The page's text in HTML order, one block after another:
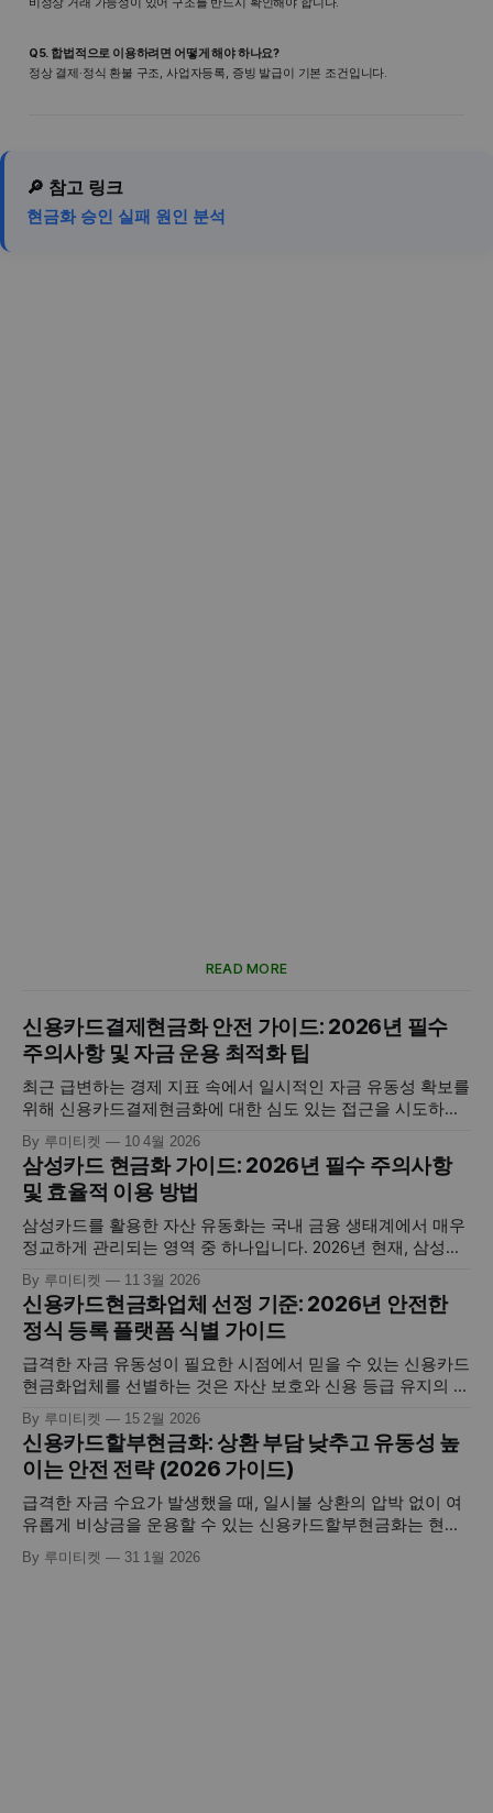
비정상 거래 가능성이 있어 구조를 반드시 확인해야 합니다.
Q5. 합법적으로 이용하려면 어떻게 해야 하나요?
정상 결제·정식 환불 구조, 사업자등록, 증빙 발급이 기본 조건입니다.
🔎 참고 링크
현금화 승인 실패 원인 분석
READ MORE
신용카드결제현금화 안전 가이드: 2026년 필수
주의사항 및 자금 운용 최적화 팁
최근 급변하는 경제 지표 속에서 일시적인 자금 유동성 확보를
위해 신용카드결제현금화에 대한 심도 있는 접근을 시도하시
는 분들이 지속적으로 증가하고 있습니다. 이는 단순한 소비
패턴을 넘어, 개인이 보유한 신용 공여 기능을 전략적으로 활
용하여 당면한 재무적 목표를 달성하는 현대적인 자산 운용 기
법의 일환입니다. 하지만 고도화된 핀테크 환경 속에서 올바른
지식 없이 접근할
By 루미티켓 10 4월 2026
삼성카드 현금화 가이드: 2026년 필수 주의사항
및 효율적 이용 방법
삼성카드를 활용한 자산 유동화는 국내 금융 생태계에서 매우
정교하게 관리되는 영역 중 하나입니다. 2026년 현재, 삼성카
드는 독자적인 이상거래탐지시스템(FDS)과 빅데이터 분석을
통해 사용자의 결제 패턴을 실시간으로 보호하며, 동시에 긴급
자금이 필요한 소비자들에게는 포인트 및 한도 기반의 다양한
유동화 경로를 제공하고 있습니다. 하지만 삼성카드 현금화를
진행함에 있어 카드사 고유의 서비스포인트
By 루미티켓 11 3월 2026
신용카드현금화업체 선정 기준: 2026년 안전한
정식 등록 플랫폼 식별 가이드
급격한 자금 유동성이 필요한 시점에서 믿을 수 있는 신용카드
현금화업체를 선별하는 것은 자산 보호와 신용 등급 유지의 성
패를 결정짓는 가장 중요한 첫 단추입니다. 이는 단순히 카드
한도를 현금으로 바꾸는 서비스를 넘어, 개인의 소중한 금융
정보를 다루고 실시간 정산의 안정성을 보장해야 하는 전문적
인 영역이기 때문입니다. 많은 이용자가 속도와 높은 매입율에
만 매몰되어 검증되지
By 루미티켓 15 2월 2026
신용카드할부현금화: 상환 부담 낮추고 유동성 높
이는 안전 전략 (2026 가이드)
급격한 자금 수요가 발생했을 때, 일시불 상환의 압박 없이 여
유롭게 비상금을 운용할 수 있는 신용카드할부현금화는 현대
금융 소비자들에게 매우 효율적인 자산 유동화 전략으로 꼽힙
니다. 이는 본인의 신용 한도를 활용하여 디지털 자산을 획득
By 루미티켓 31 1월 2026